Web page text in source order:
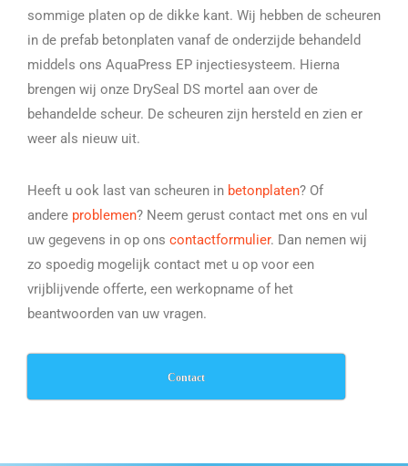
sommige platen op de dikke kant. Wij hebben de scheuren
in de prefab betonplaten vanaf de onderzijde behandeld
middels ons AquaPress EP injectiesysteem. Hierna
brengen wij onze DrySeal DS mortel aan over de
behandelde scheur. De scheuren zijn hersteld en zien er
weer als nieuw uit.
Heeft u ook last van scheuren in betonplaten? Of
andere problemen? Neem gerust contact met ons en vul
uw gegevens in op ons contactformulier. Dan nemen wij
zo spoedig mogelijk contact met u op voor een
vrijblijvende offerte, een werkopname of het
beantwoorden van uw vragen.
Contact